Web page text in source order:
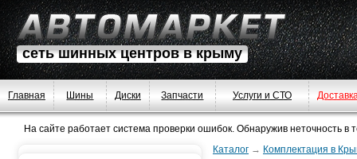
сеть шинных центров в крыму
Главная Шины Диски Запчасти Услуги и СТО
На сайте работает система проверки ошибок. Обнаружив неточность в
Каталог → Комплектация в